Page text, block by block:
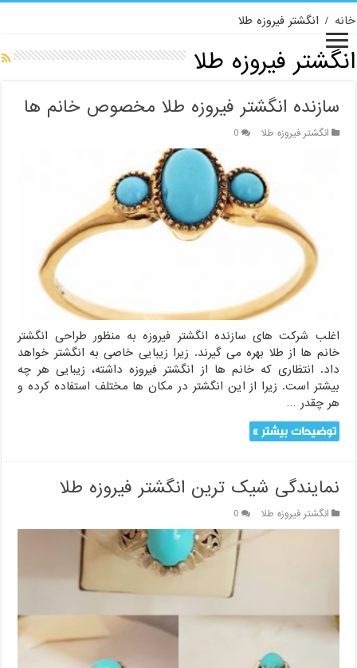
خانه / انگشتر فیروزه طلا
انگشتر فیروزه طلا
سازنده انگشتر فیروزه طلا مخصوص خانم ها
انگشتر فیروزه طلا 0
اغلب شرکت های سازنده انگشتر فیروزه به منظور طراحی انگشتر
خانم ها از طلا بهره می گیرند. زیرا زیبایی خاصی به انگشتر خواهد
داد. انتظاری که خانم ها از انگشتر فیروزه داشته، زیبایی هر چه
بیشتر است. زیرا از این انگشتر در مکان ها مختلف استفاده کرده و
هر چقدر …
توضیحات بیشتر »
نمایندگی شیک ترین انگشتر فیروزه طلا
انگشتر فیروزه طلا 0